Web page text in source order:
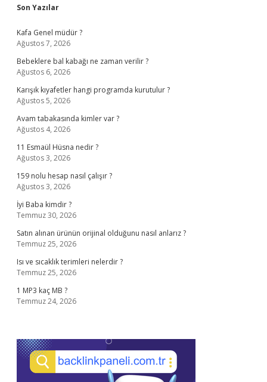
Sidebar
Son Yazılar
Kafa Genel müdür ?
Ağustos 7, 2026
Bebeklere bal kabağı ne zaman verilir ?
Ağustos 6, 2026
Karışık kıyafetler hangi programda kurutulur ?
Ağustos 5, 2026
Avam tabakasında kimler var ?
Ağustos 4, 2026
11 Esmaül Hüsna nedir ?
Ağustos 3, 2026
159 nolu hesap nasıl çalışır ?
Ağustos 3, 2026
İyi Baba kimdir ?
Temmuz 30, 2026
Satın alınan ürünün orijinal olduğunu nasıl anlarız ?
Temmuz 25, 2026
Isı ve sıcaklık terimleri nelerdir ?
Temmuz 25, 2026
1 MP3 kaç MB ?
Temmuz 24, 2026